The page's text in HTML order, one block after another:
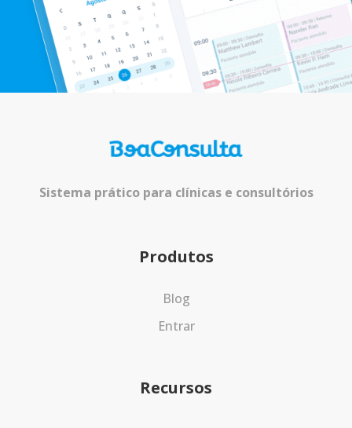
Sistema prático para clínicas e consultórios
Produtos
Blog
Entrar
Recursos